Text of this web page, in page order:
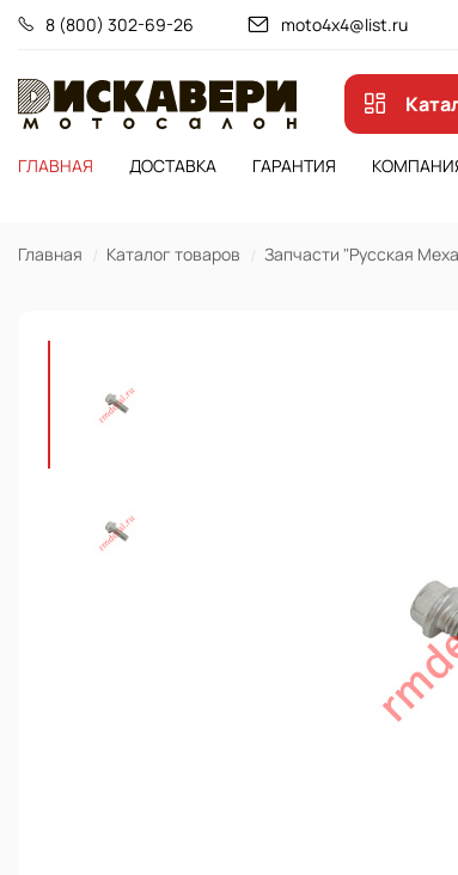
8 (800) 302-69-26 moto4x4@list.ru
ГЛАВНАЯ
ДОСТАВКА ГАРАНТИЯ
Главная Каталог товаров Запчасти "Русская